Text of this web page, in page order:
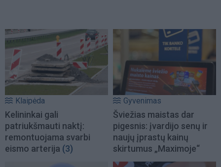
Klaipėda
Kelininkai gali
patriukšmauti naktį:
remontuojama svarbi
eismo arterija (3)
Gyvenimas
Šviežias maistas dar
pigesnis: įvardijo senų ir
naujų įprastų kainų
skirtumus „Maximoje“